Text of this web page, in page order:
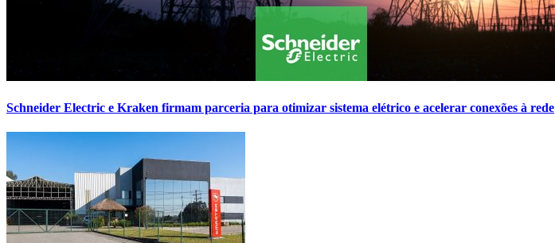
Schneider Electric e Kraken firmam parceria para otimizar sistema elétrico e acelerar conexões à rede